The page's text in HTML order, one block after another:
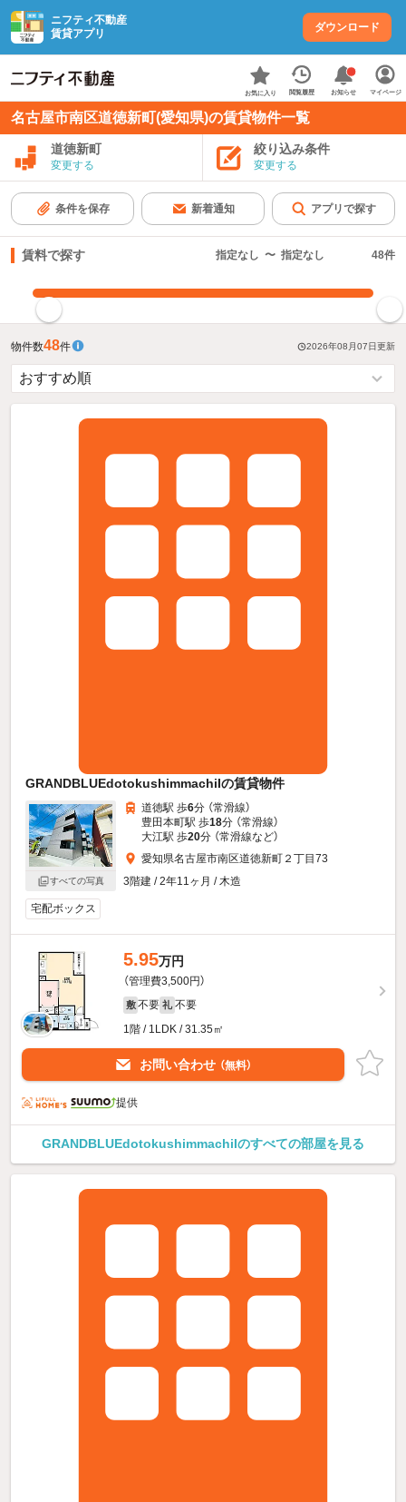
ニフティ不動産
賃貸アプリ
ダウンロード
お気に入り 閲覧履歴 お知らせ マイページ
名古屋市南区道徳新町(愛知県)の賃貸物件一覧
道徳新町
変更する
絞り込み条件
変更する
条件を保存 新着通知 アプリで探す
賃料で探す 指定なし 〜 指定なし 48件
物件数48件 2026年08月07日更新
GRANDBLUEdotokushimmachiIの賃貸物件
すべての写真
道徳駅 歩6分 （常滑線）
豊田本町駅 歩18分 （常滑線）
大江駅 歩20分 （常滑線など）
愛知県名古屋市南区道徳新町２丁目73
3階建 / 2年11ヶ月 / 木造
宅配ボックス
5.95万円
（管理費3,500円）
敷 不要 礼 不要
1階 / 1LDK / 31.35㎡
お問い合わせ （無料）
提供
GRANDBLUEdotokushimmachiIのすべての部屋を見る